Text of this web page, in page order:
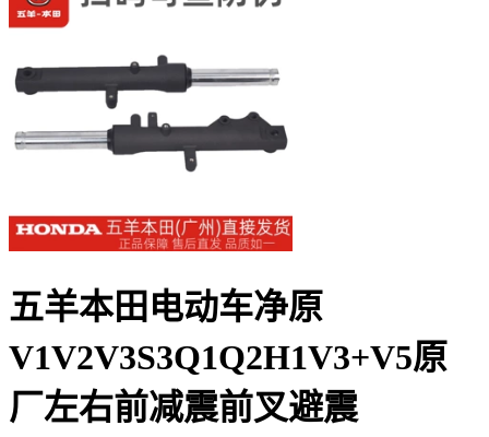
五羊本田电动车净原
V1V2V3S3Q1Q2H1V3+V5原
厂左右前减震前叉避震